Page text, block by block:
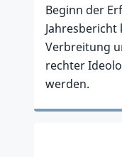
Beginn der
Verbreitung
rechter
werden.
Zum Artikel